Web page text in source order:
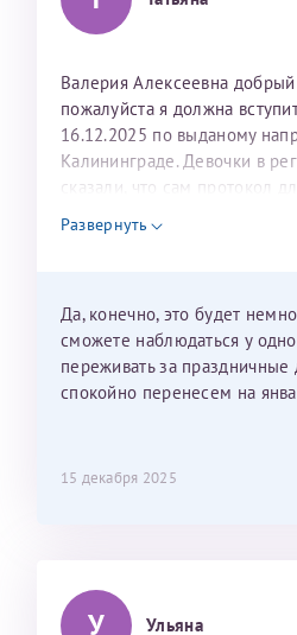
Валерия Алексеевна
пожалуйста я должна
16.12.2025 по выданому
Калининграде. Девочки в
сказали, что сам протокол
недель и 3 недели я должна
Можно мне новый год
Развернуть
Да, конечно, это будет
сможете наблюдаться у
переживать за праздничные
спокойно перенесем на
15 декабря 2025
У Ульяна